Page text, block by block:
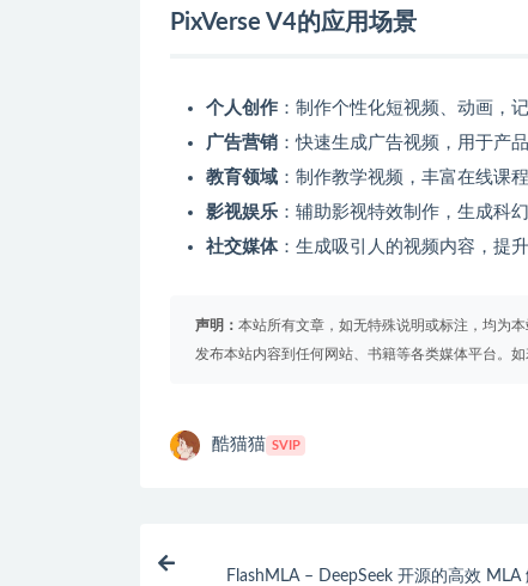
PixVerse V4的应用场景
个人创作 ：制作个性化短视频、动画，
广告营销 ：快速生成广告视频，用于产
教育领域 ：制作教学视频，丰富在线课
影视娱乐 ：辅助影视特效制作，生成科
社交媒体：生成吸引人的视频内容，提
声明： 本站所有文章，如无特殊说明或标注，均为
发布本站内容到任何网站、书籍等各类媒体平台。
酷猫猫 SVIP
FlashMLA – DeepSeek 开源的高效 MLA